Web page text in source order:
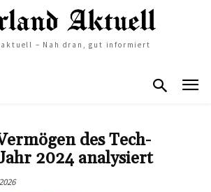
– Nah dran, gut informiert
des Tech-
2024 analysiert